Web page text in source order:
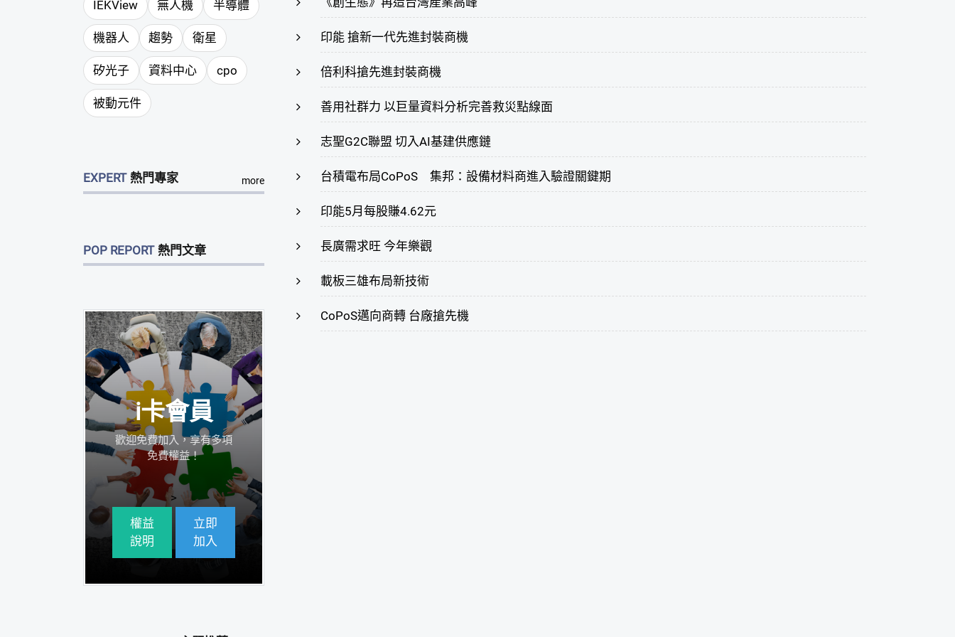
IEKView 無人機 半導體
機器人 趨勢 衛星
矽光子 資料中心 cpo
被動元件
EXPERT 熱門專家 more
POP REPORT 熱門文章
i卡會員
歡迎免費加入，享有多項
免費權益！
>
權益
說明
立即
加入
印能 搶新一代先進封裝商機
倍利科搶先進封裝商機
善用社群力 以巨量資料分析完善救災點線面
志聖G2C聯盟 切入AI基建供應鏈
台積電布局CoPoS 集邦：設備材料商進入驗證關鍵期
印能5月每股賺4.62元
長廣需求旺 今年樂觀
載板三雄布局新技術
CoPoS邁向商轉 台廠搶先機